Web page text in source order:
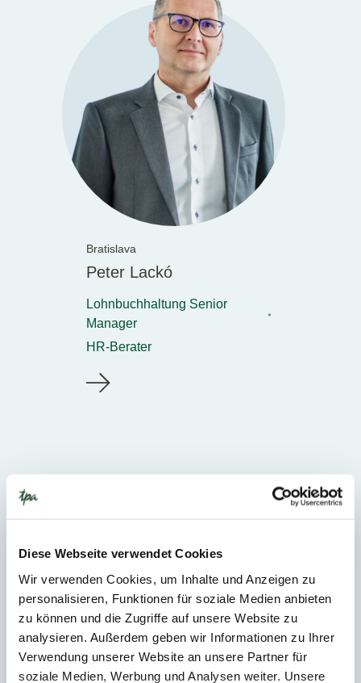
Diese Webseite verwendet Cookies
Wir verwenden Cookies, um Inhalte und Anzeigen zu
personalisieren, Funktionen für soziale Medien anbieten
zu können und die Zugriffe auf unsere Website zu
analysieren. Außerdem geben wir Informationen zu Ihrer
Verwendung unserer Website an unsere Partner für
soziale Medien, Werbung und Analysen weiter. Unsere
Bratislava
Peter Lackó
Lohnbuchhaltung Senior
Manager
HR-Berater
Löhne
Firma
Mitarbeiter